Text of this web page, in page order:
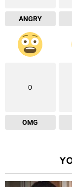
ANGRY
0
OMG